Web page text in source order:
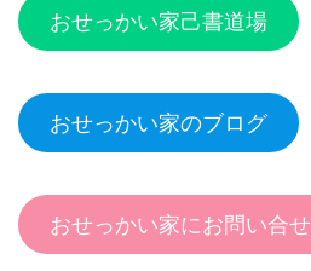
おせっかい家己書道場
おせっかい家のブログ
おせっかい家にお問い合せ